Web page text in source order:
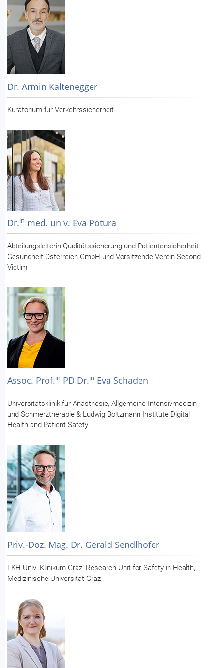
Dr. Armin Kaltenegger
Kuratorium für Verkehrssicherheit
Dr.in med. univ. Eva Potura
Abteilungsleiterin Qualitätssicherung und Patientensicherheit
Gesundheit Österreich GmbH und Vorsitzende Verein Second
Victim
Assoc. Prof.in PD Dr.in Eva Schaden
Universitätsklinik für Anästhesie, Allgemeine Intensivmedizin
und Schmerztherapie & Ludwig Boltzmann Institute Digital
Health and Patient Safety
Priv.-Doz. Mag. Dr. Gerald Sendlhofer
LKH-Univ. Klinikum Graz; Research Unit for Safety in Health,
Medizinische Universität Graz